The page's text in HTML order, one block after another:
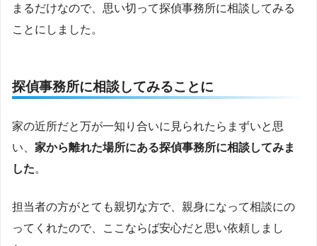
まるだけなので、思い切って探偵事務所に相談してみる
ことにしました。
探偵事務所に相談してみることに
家の近所だと万が一知り合いに見られたらまずいと思
い、 家から離れた場所にある探偵事務所に相談してみま
した。
担当者の方がとても親切な方で、親身になって相談にの
ってくれたので、ここならば安心だと思い依頼しまし